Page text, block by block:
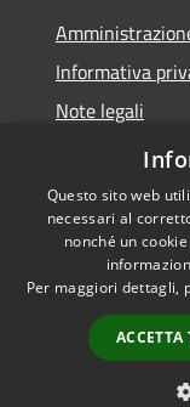
Informativa
Note legali
Dichiarazione
Accessibilità
Questo sito web
necessari al
nonché un
Per maggiori dettagli,
ACCETTA